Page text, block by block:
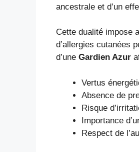
ancestrale et d’un
Cette dualité impose
d’allergies cutanées
d’une Gardien Azur
Vertus
Absence de
Risque
Importance
Respect de